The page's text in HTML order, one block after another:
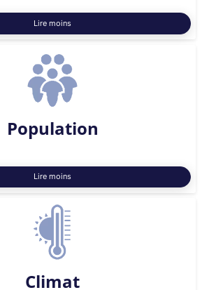
Lire moins
Population
Lire moins
Climat